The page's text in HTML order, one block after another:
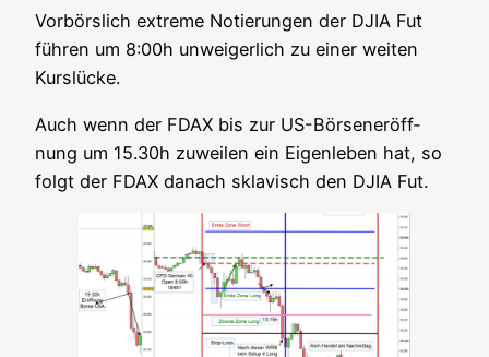
Vor­börs­lich extre­me Notie­run­gen der DJIA Fut
füh­ren um 8:00h unwei­ger­lich zu einer wei­ten
Kurslücke.
Auch wenn der FDAX bis zur US-Bör­sener­öff­
nung um 15.30h zuwei­len ein Eigen­le­ben hat, so
folgt der FDAX danach skla­visch den DJIA Fut.